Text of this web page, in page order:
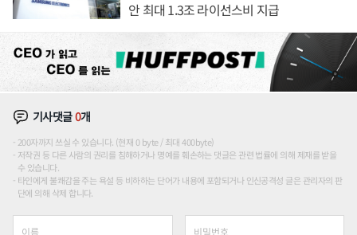
안 최대 1.3조 라이선스비 지급
기사댓글0개
200자까지 쓰실 수 있습니다. (현재 0 byte / 최대 400byte)
저작권 등 다른 사람의 권리를 침해하거나 명예를 훼손하는 댓글은 관련 법률에 의해 제재를 받을
수 있습니다.
타인에게 불쾌감을 주는 욕설 등 비하하는 단어가 내용에 포함되거나 인신공격성 글은 관리자의 판
단에 의해 삭제 합니다.